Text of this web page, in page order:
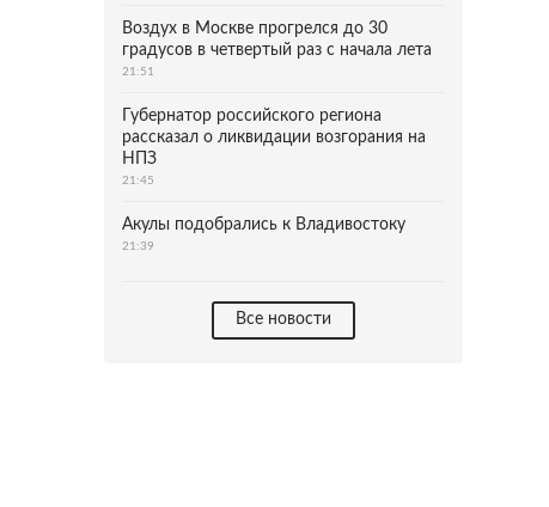
Воздух в Москве прогрелся до 30
градусов в четвертый раз с начала лета
21:51
Губернатор российского региона
рассказал о ликвидации возгорания на
НПЗ
21:45
Акулы подобрались к Владивостоку
21:39
Все новости